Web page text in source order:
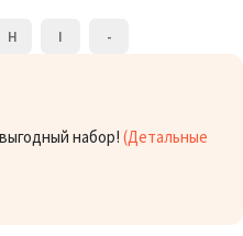
H I -
набор! (Детальные